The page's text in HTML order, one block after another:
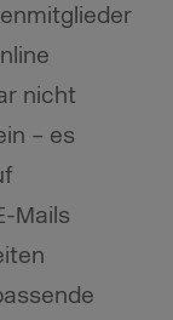
nicht
– es
Mails